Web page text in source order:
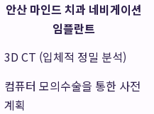
안산 마인드 치과 네비게이션
임플란트
3D CT (입체적 정밀 분석)
컴퓨터 모의수술을 통한 사전
계획